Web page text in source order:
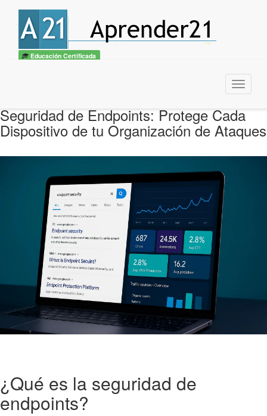
Educación Certificada
Menu
Seguridad de Endpoints: Protege Cada
Dispositivo de tu Organización de Ataques
¿Qué es la seguridad de
endpoints?